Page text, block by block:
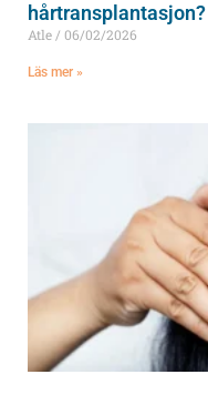
hårtransplantasjon?
Atle 06/02/2026
Läs mer »